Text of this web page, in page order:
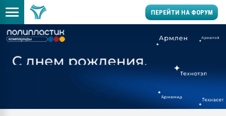
ПЕРЕЙТИ НА ФОРУМ
заводу пластмасс"